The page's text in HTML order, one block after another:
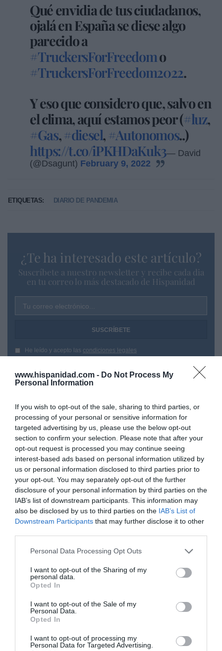
www.hispanidad.com - Do Not Process My
Personal Information
If you wish to opt-out of the sale, sharing to third parties, or
processing of your personal or sensitive information for
targeted advertising by us, please use the below opt-out
section to confirm your selection. Please note that after your
opt-out request is processed you may continue seeing
interest-based ads based on personal information utilized by
us or personal information disclosed to third parties prior to
your opt-out. You may separately opt-out of the further
disclosure of your personal information by third parties on the
IAB’s list of downstream participants. This information may
also be disclosed by us to third parties on the IAB’s List of
Downstream Participants that may further disclose it to other
Personal Data Processing Opt Outs
I want to opt-out of the Sharing of my
personal data.
Opted In
I want to opt-out of the Sale of my
Personal Data.
Opted In
I want to opt-out of processing my
Personal Data for Targeted Advertising.
Qué envidia de tus ciudadanos,
ojalá en España se diese algo
parecido a
#TruckersForFreedomo
#TruckersForFreedom2022.
Y eso que considero que, salvo en
el clima, aquí estamos peor (#luz,
#Gas, #diesel, #Autonomos..)
https://t.co/iPKHDaKuk3— David
(@Dsagunt) February 9, 2022
ETIQUETAS: DIARIO DE PANDEMIA
¿Te ha interesado este artículo?
Suscríbete a nuestro newsletter y recibe cada dia
en tu correo lo más destacado de Hispanidad
Tu correo electrónico...
He leído y acepto las condiciones legales
Hoy destacamos
BBVA. Torres no se ha atrevido a acabar con
exige que le nombre CEO... y exhibe músculo
Eulogio López
OPINIÓN
Centenario de la guerra cristera: ¡Viva Cristo
Rey!
José Vicente Martínez 07/08/26 08:41